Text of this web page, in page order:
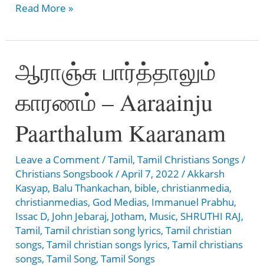
உனக்காய்
–
Unakkaai
mariththaen
Read More »
ஆராஞ்சு பார்த்தாலும்
காரணம் – Aaraainju
Paarthalum Kaaranam
Leave a Comment/Tamil,Tamil Christians Songs/
Christians Songsbook/April 7, 2022/Akkarsh
Kasyap, Balu Thankachan, bible, christianmedia,
christianmedias, God Medias, Immanuel Prabhu,
Issac D, John Jebaraj, Jotham, Music,SHRUTHI RAJ,
Tamil,Tamil christian song lyrics,Tamil christian
songs,Tamil christian songs lyrics,Tamil christians
songs,Tamil Song,Tamil Songs